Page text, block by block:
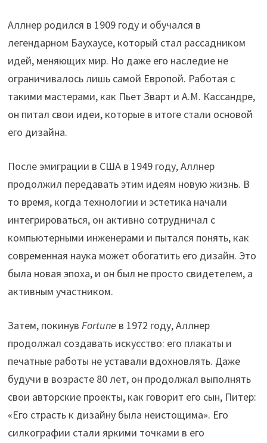
Аллнер родился в 1909 году и обучался в
легендарном Баухаусе, который стал рассадником
идей, меняющих мир. Но даже его наследие не
ограничивалось лишь самой Европой. Работая с
такими мастерами, как Пьет Зварт и А.М. Кассандре,
он питал свои идеи, которые в итоге стали основой
его дизайна.
После эмиграции в США в 1949 году, Аллнер
продолжил передавать этим идеям новую жизнь. В
то время, когда технологии и эстетика начали
интегрироваться, он активно сотрудничал с
компьютерными инженерами и пытался понять, как
современная наука может обогатить его дизайн. Это
была новая эпоха, и он был не просто свидетелем, а
активным участником.
Затем, покинувFortune в 1972 году, Аллнер
продолжал создавать искусство: его плакаты и
печатные работы не уставали вдохновлять. Даже
будучи в возрасте 80 лет, он продолжал выполнять
свои авторские проекты, как говорит его сын, Питер:
«Его страсть к дизайну была неистощима». Его
силкографии стали яркими точками в его